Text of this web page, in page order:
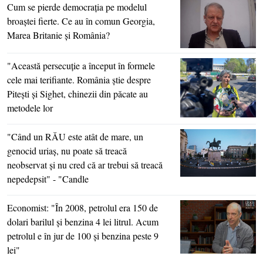
Cum se pierde democraţia pe modelul
broaştei fierte. Ce au în comun Georgia,
Marea Britanie şi România?
"Această persecuţie a început în formele
cele mai terifiante. România ştie despre
Piteşti şi Sighet, chinezii din păcate au
metodele lor
"Când un RĂU este atât de mare, un
genocid uriaş, nu poate să treacă
neobservat şi nu cred că ar trebui să treacă
nepedepsit" - "Candle
Economist: "În 2008, petrolul era 150 de
dolari barilul şi benzina 4 lei litrul. Acum
petrolul e în jur de 100 şi benzina peste 9
lei"